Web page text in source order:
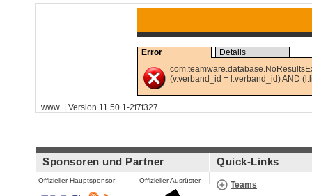
Error
Details
(v.verband_id = l.verband_id) AND
www | Version 11.50.1-2f7f327
Sponsoren und Partner
Offizieller Hauptsponsor Offizieller Ausrüster
Quick-Links
Teams